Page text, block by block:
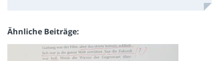
Ähnliche Beiträge